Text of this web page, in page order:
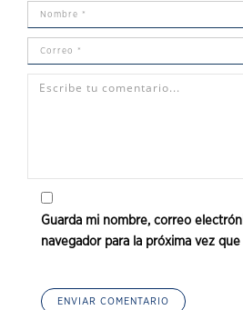
Guarda mi nombre, correo
navegador para la próxima vez